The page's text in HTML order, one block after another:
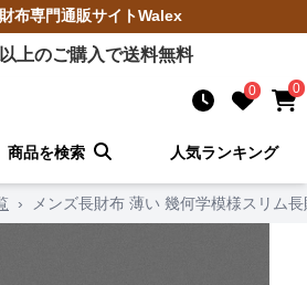
布専門通販サイトWalex
上のご購入で送料無料
0 0
商品を検索 人気ランキング
› メンズ長財布 薄い 幾何学模様スリム